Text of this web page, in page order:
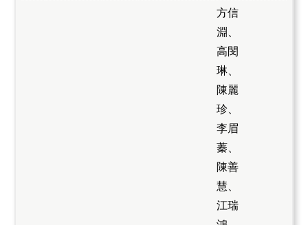
方信
淵、
高閔
琳、
陳麗
珍、
李眉
蓁、
陳善
慧、
江瑞